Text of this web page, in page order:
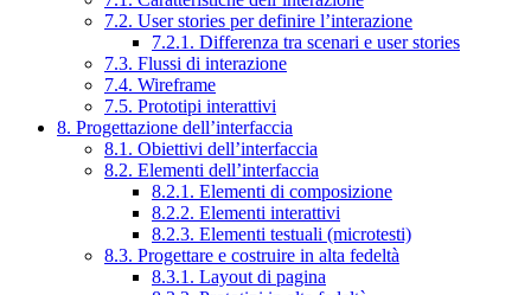
7.2. User stories per definire l’interazione
7.2.1. Differenza tra scenari e user stories
7.3. Flussi di interazione
7.4. Wireframe
7.5. Prototipi interattivi
8. Progettazione dell’interfaccia
8.1. Obiettivi dell’interfaccia
8.2. Elementi dell’interfaccia
8.2.1. Elementi di composizione
8.2.2. Elementi interattivi
8.2.3. Elementi testuali (microtesti)
8.3. Progettare e costruire in alta fedeltà
8.3.1. Layout di pagina